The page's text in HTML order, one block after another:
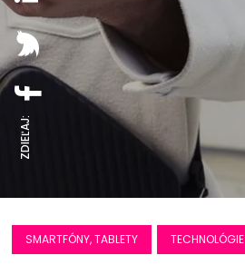
ZDIEĽAJ:
SMARTFÓNY, TABLETY TECHNOLÓGIE